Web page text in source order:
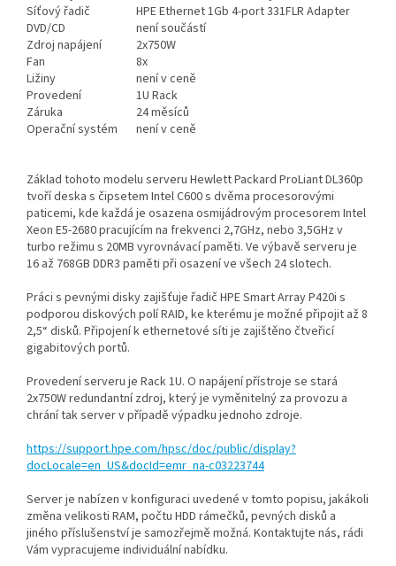
Síťový řadič
HPE Ethernet 1Gb 4-port 331FLR Adapter
DVD/CD
není součástí
Zdroj napájení
2x750W
Fan
8x
Ližiny
není v ceně
Provedení
1U Rack
Záruka
24 měsíců
Operační systém
není v ceně
Základ tohoto modelu serveru Hewlett Packard ProLiant DL360p
tvoří deska s čipsetem Intel C600 s dvěma procesorovými
paticemi, kde každá je osazena osmijádrovým procesorem Intel
Xeon E5-2680 pracujícím na frekvenci 2,7GHz, nebo 3,5GHz v
turbo režimu s 20MB vyrovnávací paměti. Ve výbavě serveru je
16 až 768GB DDR3 paměti při osazení ve všech 24 slotech.
Práci s pevnými disky zajišťuje řadič HPE Smart Array P420i s
podporou diskových polí RAID, ke kterému je možné připojit až 8
2,5“ disků. Připojení k ethernetové síti je zajištěno čtveřicí
gigabitových portů.
Provedení serveru je Rack 1U. O napájení přístroje se stará
2x750W redundantní zdroj, který je vyměnitelný za provozu a
chrání tak server v případě výpadku jednoho zdroje.
https://support.hpe.com/hpsc/doc/public/display?
docLocale=en_US&docId=emr_na-c03223744
Server je nabízen v konfiguraci uvedené v tomto popisu, jakákoli
změna velikosti RAM, počtu HDD rámečků, pevných disků a
jiného příslušenství je samozřejmě možná. Kontaktujte nás, rádi
Vám vypracujeme individuální nabídku.